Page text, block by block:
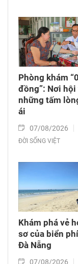
Phòng khám “0
đồng”: Nơi hội
những tấm
ái
07/08/2026
ĐỜI SỐNG VIỆT
Khám phá vẻ
sơ của biển
Đà Nẵng
07/08/2026